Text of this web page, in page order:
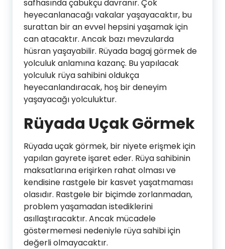
safhasında çabukçu davranır. Çok
heyecanlanacağı vakalar yaşayacaktır, bu
surattan bir an evvel hepsini yaşamak için
can atacaktır. Ancak bazı mevzularda
hüsran yaşayabilir. Rüyada bagaj görmek de
yolculuk anlamına kazanç. Bu yapılacak
yolculuk rüya sahibini oldukça
heyecanlandıracak, hoş bir deneyim
yaşayacağı yolculuktur.
Rüyada Uçak Görmek
Rüyada uçak görmek, bir niyete erişmek için
yapılan gayrete işaret eder. Rüya sahibinin
maksatlarına erişirken rahat olması ve
kendisine rastgele bir kasvet yaşatmaması
olasıdır. Rastgele bir biçimde zorlanmadan,
problem yaşamadan istediklerini
asıllaştıracaktır. Ancak mücadele
göstermemesi nedeniyle rüya sahibi için
değerli olmayacaktır.